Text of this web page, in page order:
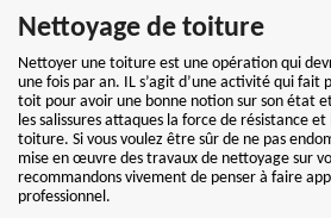
Nettoyage de toiture
Nettoyer une toiture est une opération qui
une fois par an. IL s’agit d’une activité qui fait
toit pour avoir une bonne notion sur son état
les salissures attaques la force de résistance
toiture. Si vous voulez être sûr de ne pas
mise en œuvre des travaux de nettoyage sur
recommandons vivement de penser à faire
professionnel.